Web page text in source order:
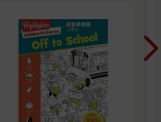
！真是太好了！ 🎉金石
你一站購足！文具、書
起！👉文具滿777送80
1200回饋4%金幣